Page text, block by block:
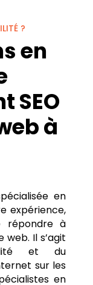
?
en
SEO
à
en
expérience,
répondre à
web. Il s’agit
et du
sur les
en